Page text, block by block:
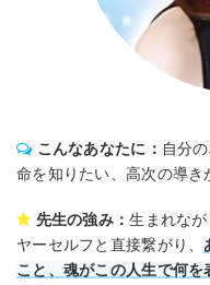
こんなあなたに： 自分
命を知りたい、高次の導き
先生の強み：生まれな
ヤーセルフと直接繋がり、
こと、魂がこの人生で何